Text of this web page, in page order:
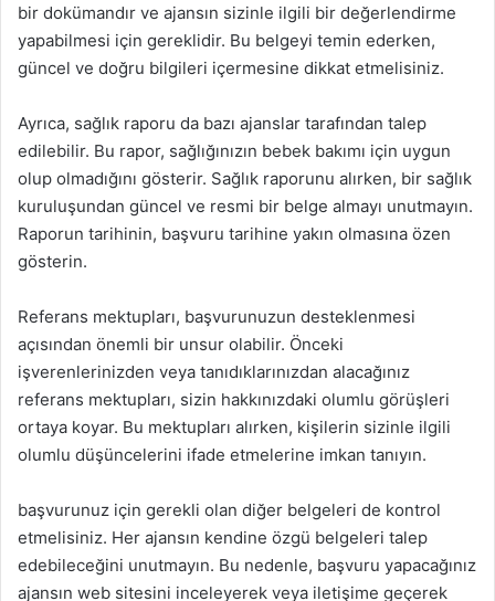
bir dokümandır ve ajansın sizinle ilgili bir değerlendirme
yapabilmesi için gereklidir. Bu belgeyi temin ederken,
güncel ve doğru bilgileri içermesine dikkat etmelisiniz.
Ayrıca, sağlık raporu da bazı ajanslar tarafından talep
edilebilir. Bu rapor, sağlığınızın bebek bakımı için uygun
olup olmadığını gösterir. Sağlık raporunu alırken, bir sağlık
kuruluşundan güncel ve resmi bir belge almayı unutmayın.
Raporun tarihinin, başvuru tarihine yakın olmasına özen
gösterin.
Referans mektupları, başvurunuzun desteklenmesi
açısından önemli bir unsur olabilir. Önceki
işverenlerinizden veya tanıdıklarınızdan alacağınız
referans mektupları, sizin hakkınızdaki olumlu görüşleri
ortaya koyar. Bu mektupları alırken, kişilerin sizinle ilgili
olumlu düşüncelerini ifade etmelerine imkan tanıyın.
başvurunuz için gerekli olan diğer belgeleri de kontrol
etmelisiniz. Her ajansın kendine özgü belgeleri talep
edebileceğini unutmayın. Bu nedenle, başvuru yapacağınız
ajansın web sitesini inceleyerek veya iletişime geçerek